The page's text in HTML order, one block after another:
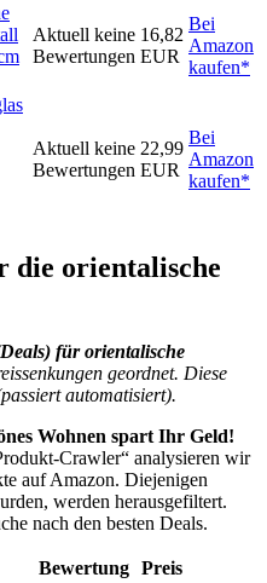
Aktuell keine
Bewertungen
16,82
EUR
Bei
Amazon
kaufen*
Aktuell keine
Bewertungen
22,99
EUR
Bei
Amazon
kaufen*
die orientalische
fürorientalische
geordnet. Diese
automatisiert).
Wohnen spart Ihr Geld!
Crawler“ analysieren wir
auf Amazon. Diejenigen
werden herausgefiltert.
nach den besten Deals.
Bewertung Preis